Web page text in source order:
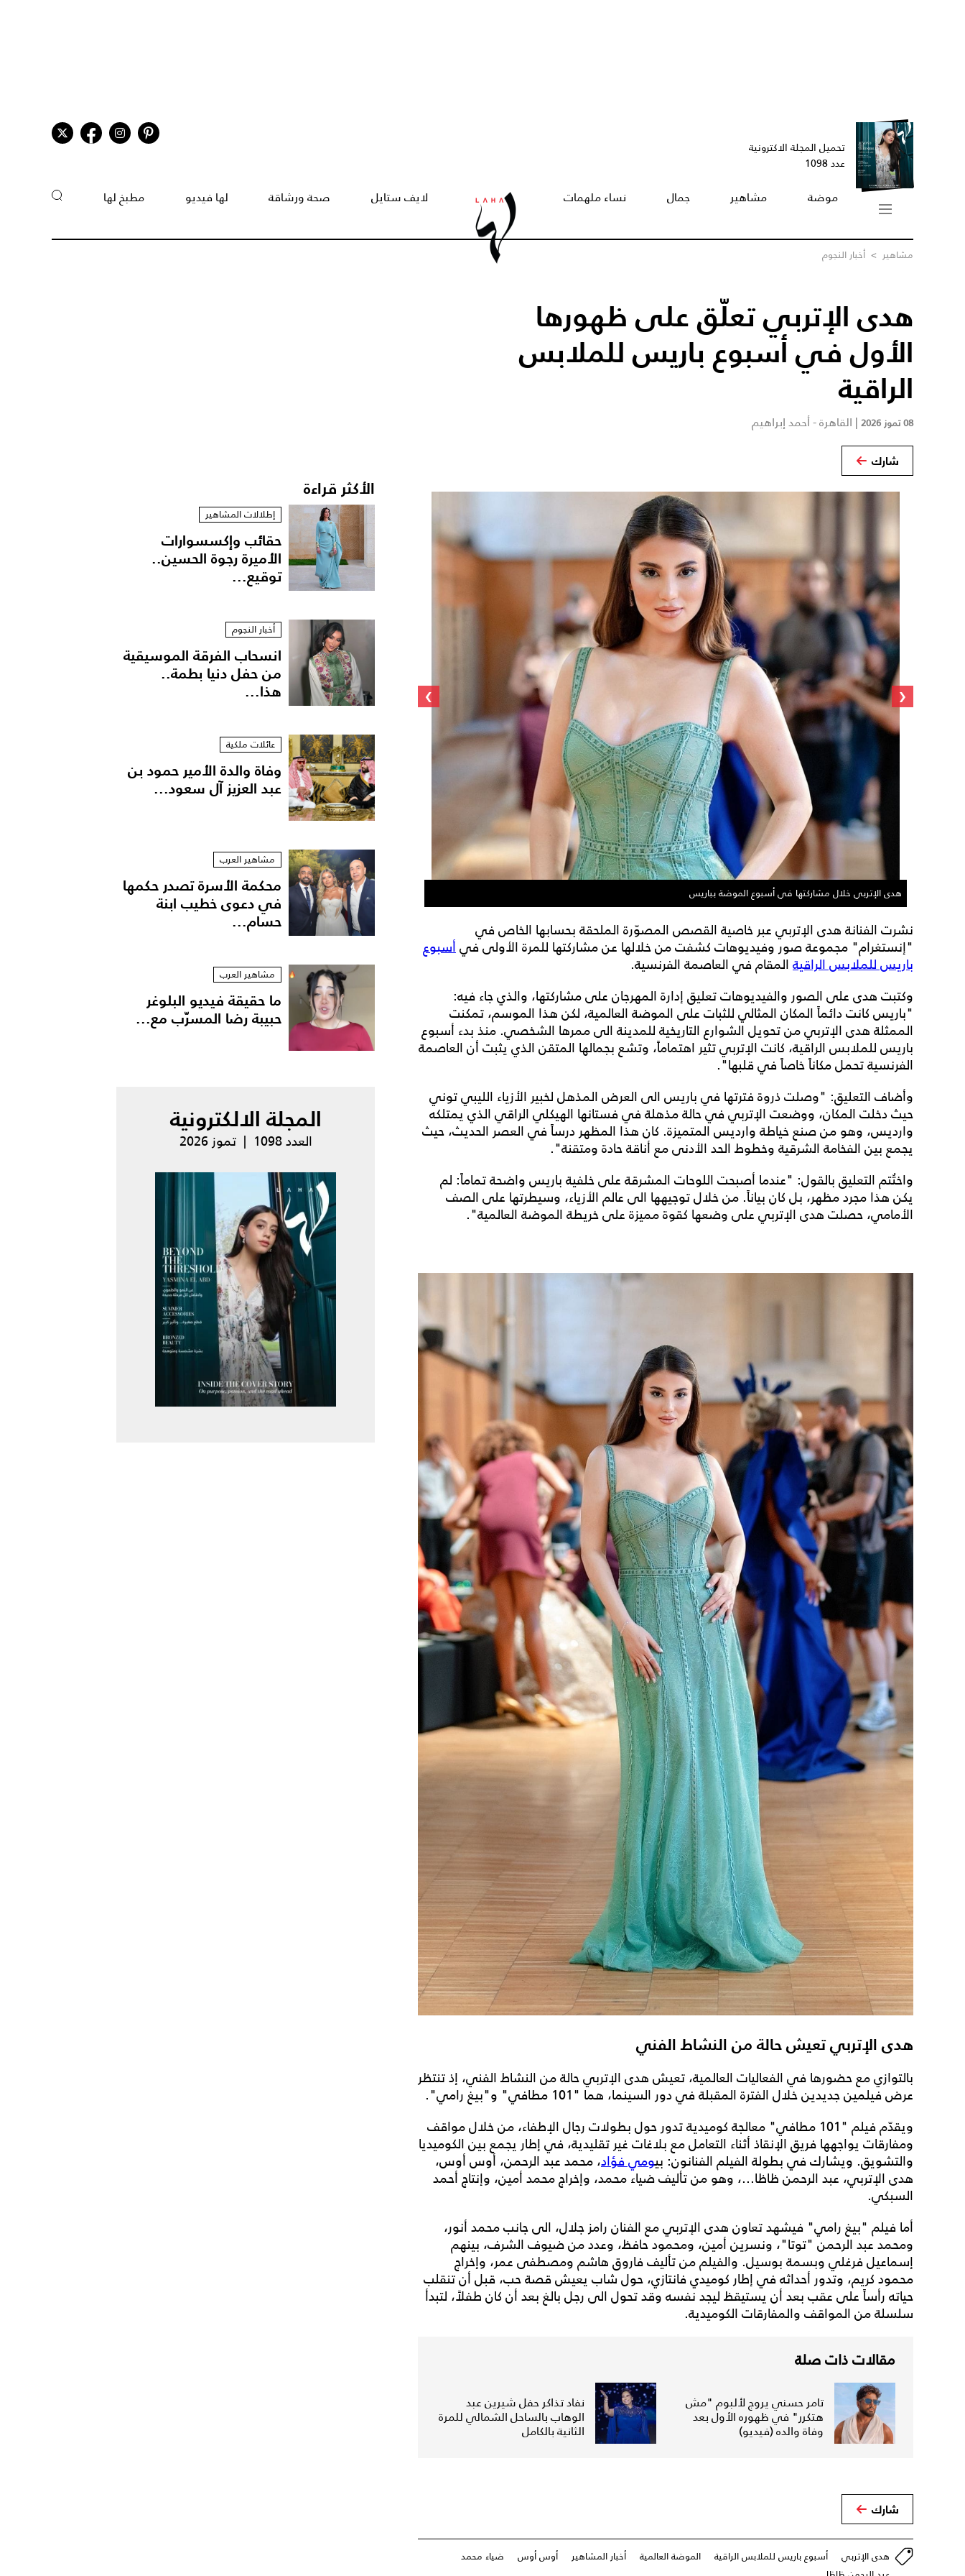
تحميل المجلة الاكترونية
عدد 1098
موضة مشاهير جمال نساء ملهمات لايف ستايل صحة ورشاقة لها فيديو مطبخ لها
مشاهير > أخبار النجوم
هدى الإتربي تعلّق على ظهورها
الأول في أسبوع باريس للملابس
الراقية
08 تموز 2026 | القاهرة - أحمد إبراهيم
شارك
هدى الإتربي خلال مشاركتها في أسبوع الموضة بباريس هدى الإتربي في أسبوع الموضة بباريس
‹
›
نشرت الفنانة هدى الإتربي عبر خاصية القصص المصوّرة الملحقة بحسابها الخاص في
"إنستغرام" مجموعة صور وفيديوهات كشفت من خلالها عن مشاركتها للمرة الأولى في أسبوع
باريس للملابس الراقية المقام في العاصمة الفرنسية.
وكتبت هدى على الصور والفيديوهات تعليق إدارة المهرجان على مشاركتها، والذي جاء فيه:
"باريس كانت دائماً المكان المثالي للثبات على الموضة العالمية، لكن هذا الموسم، تمكنت
الممثلة هدى الإتربي من تحويل الشوارع التاريخية للمدينة الى ممرها الشخصي. منذ بدء أسبوع
باريس للملابس الراقية، كانت الإتربي تثير اهتماماً، وتشع بجمالها المتقن الذي يثبت أن العاصمة
الفرنسية تحمل مكاناً خاصاً في قلبها".
وأضاف التعليق: "وصلت ذروة فترتها في باريس الى العرض المذهل لخبير الأزياء الليبي توني
حيث دخلت المكان، ووضعت الإتربي في حالة مذهلة في فستانها الهيكلي الراقي الذي يمتلكه
وارديس، وهو من صنع خياطة وارديس المتميزة. كان هذا المظهر درساً في العصر الحديث، حيث
يجمع بين الفخامة الشرقية وخطوط الحد الأدنى مع أناقة حادة ومتقنة".
واختُتم التعليق بالقول: "عندما أصبحت اللوحات المشرقة على خلفية باريس واضحة تماماً: لم
يكن هذا مجرد مظهر، بل كان بياناً. من خلال توجيهها الى عالم الأزياء، وسيطرتها على الصف
الأمامي، حصلت هدى الإتربي على وضعها كقوة مميزة على خريطة الموضة العالمية".
هدى الإتربي تعيش حالة من النشاط الفني
بالتوازي مع حضورها في الفعاليات العالمية، تعيش هدى الإتربي حالة من النشاط الفني، إذ تنتظر
عرض فيلمين جديدين خلال الفترة المقبلة في دور السينما، هما "101 مطافي" و"بيغ رامي".
ويقدّم فيلم "101 مطافي" معالجة كوميدية تدور حول بطولات رجال الإطفاء، من خلال مواقف
ومفارقات يواجهها فريق الإنقاذ أثناء التعامل مع بلاغات غير تقليدية، في إطار يجمع بين الكوميديا
والتشويق. ويشارك في بطولة الفيلم الفنانون: بيومي فؤاد، محمد عبد الرحمن، أوس أوس،
هدى الإتربي، عبد الرحمن ظاظا...، وهو من تأليف ضياء محمد، وإخراج محمد أمين، وإنتاج أحمد
السبكي.
أما فيلم "بيغ رامي" فيشهد تعاون هدى الإتربي مع الفنان رامز جلال، الى جانب محمد أنور،
ومحمد عبد الرحمن "توتا"، ونسرين أمين، ومحمود حافظ، وعدد من ضيوف الشرف، بينهم
إسماعيل فرغلي وبسمة بوسيل. والفيلم من تأليف فاروق هاشم ومصطفى عمر، وإخراج
محمود كريم، وتدور أحداثه في إطار كوميدي فانتازي، حول شاب يعيش قصة حب، قبل أن تنقلب
حياته رأساً على عقب بعد أن يستيقظ ليجد نفسه وقد تحول الى رجل بالغ بعد أن كان طفلاً، لتبدأ
سلسلة من المواقف والمفارقات الكوميدية.
مقالات ذات صلة
تامر حسني يروج لألبوم "مش
هتكرر" في ظهوره الأول بعد
وفاة والده (فيديو)
نفاد تذاكر حفل شيرين عبد
الوهاب بالساحل الشمالي للمرة
الثانية بالكامل
شارك
هدى الإتربي أسبوع باريس للملابس الراقية الموضة العالمية أخبار المشاهير أوس أوس
ضياء محمد
الأكثر قراءة
إطلالات المشاهير
حقائب وإكسسوارات
الأميرة رجوة الحسين..
توقيع...
أخبار النجوم
انسحاب الفرقة الموسيقية
من حفل دنيا بطمة..
هذا...
عائلات ملكية
وفاة والدة الأمير حمود بن
عبد العزيز آل سعود...
مشاهير العرب
محكمة الأسرة تصدر حكمها
في دعوى خطيب ابنة
حسام...
مشاهير العرب
ما حقيقة فيديو البلوغر
حبيبة رضا المسرّب مع...
المجلة الالكترونية
العدد 1098 | تموز 2026